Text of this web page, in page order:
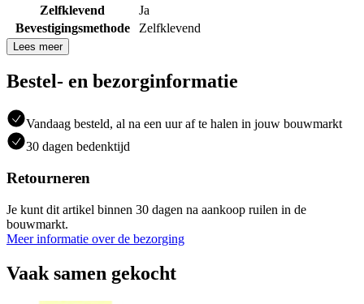
Zelfklevend
Ja
Bevestigingsmethode
Zelfklevend
Lees meer
Bestel- en bezorginformatie
Vandaag besteld, al na een uur af te halen in jouw bouwmarkt
30 dagen bedenktijd
Retourneren
Je kunt dit artikel binnen 30 dagen na aankoop ruilen in de
bouwmarkt.
Meer informatie over de bezorging
Vaak samen gekocht